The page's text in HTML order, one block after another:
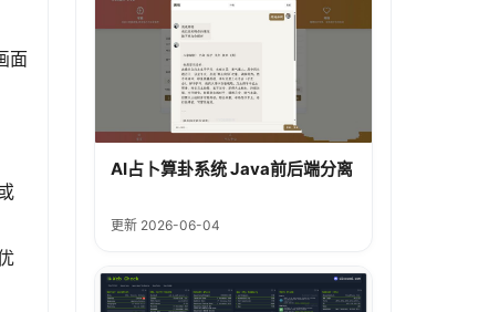
面
AI占卜算卦系统 Java前后端分离
更新 2026-06-04